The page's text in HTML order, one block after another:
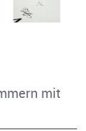
mit